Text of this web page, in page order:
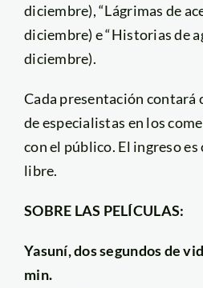
diciembre), “Lágrimas de
diciembre) e “Historias de
diciembre).
Cada presentación contará
de especialistas en los
con el público. El ingreso
libre.
SOBRE LAS PELÍCULAS:
Yasuní, dos segundos de
min.